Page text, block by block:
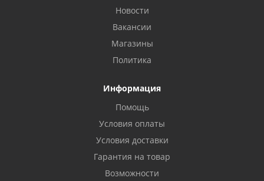
Новости
Вакансии
Магазины
Политика
Информация
Помощь
Условия оплаты
Условия доставки
Гарантия на товар
Возможности